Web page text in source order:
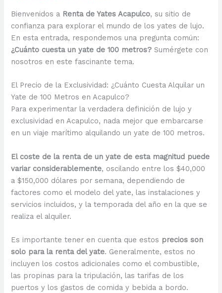
Bienvenidos a Renta de Yates Acapulco, su sitio de
confianza para explorar el mundo de los yates de lujo.
En esta entrada, respondemos una pregunta común:
¿Cuánto cuesta un yate de 100 metros? Sumérgete con
nosotros en este fascinante tema.
El Precio de la Exclusividad: ¿Cuánto Cuesta Alquilar un
Yate de 100 Metros en Acapulco?
Para experimentar la verdadera definición de lujo y
exclusividad en Acapulco, nada mejor que embarcarse
en un viaje marítimo alquilando un yate de 100 metros.
El coste de la renta de un yate de esta magnitud puede
variar considerablemente, oscilando entre los $40,000
a $150,000 dólares por semana, dependiendo de
factores como el modelo del yate, las instalaciones y
servicios incluidos, y la temporada del año en la que se
realiza el alquiler.
Es importante tener en cuenta que estos precios son
solo para la renta del yate. Generalmente, estos no
incluyen los costos adicionales como el combustible,
las propinas para la tripulación, las tarifas de los
puertos y los gastos de comida y bebida a bordo.